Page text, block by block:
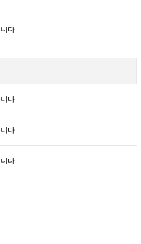
다
다
다
다